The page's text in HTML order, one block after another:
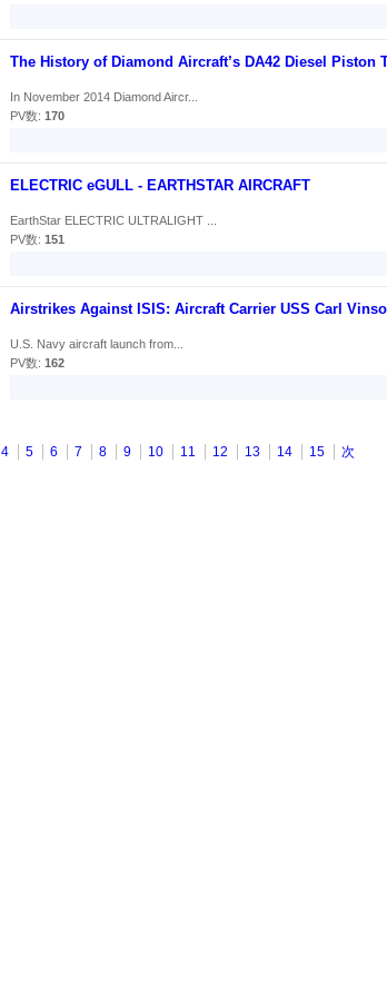
The History of Diamond Aircraft’s DA42 Diesel Piston
In November 2014 Diamond Aircr...
PV数: 170
ELECTRIC eGULL - EARTHSTAR AIRCRAFT
EarthStar ELECTRIC ULTRALIGHT ...
PV数: 151
Airstrikes Against ISIS: Aircraft Carrier USS Carl
U.S. Navy aircraft launch from...
PV数: 162
4 5 6 7 8 9 10 11 12 13 14 15 次